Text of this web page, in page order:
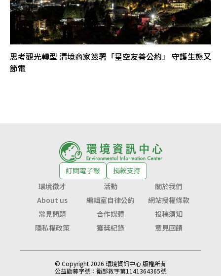
思考觀光轉型 清境商家簽署「星空友善公約」 守護生態又
節電
訂閱電子報
捐款支持
環境徵才
活動
關於我們
About us
編輯室自律公約
網站授權條款
常見問題
合作媒體
投稿須知
隱私權政策
獲獎紀錄 意見回饋
© Copyright 2026 環境資訊中心 版權所有
公益勸募字號： 衛部救字第1141364365號